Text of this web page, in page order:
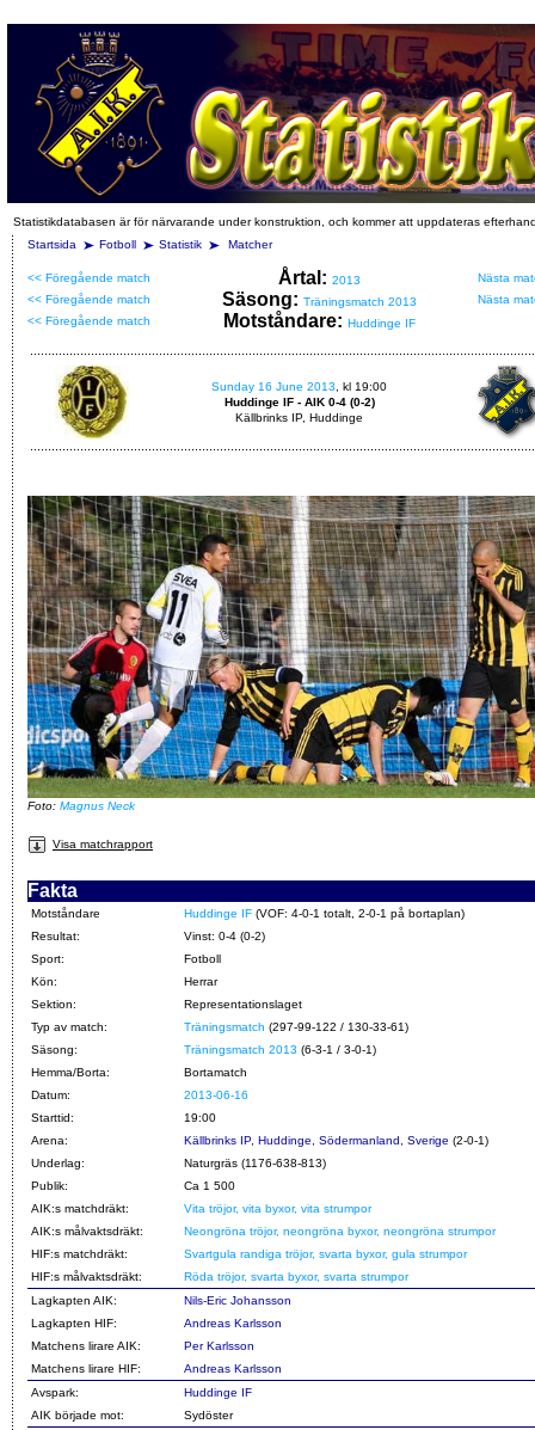
Statistikdatabasen är för närvarande under konstruktion, och kommer att uppdateras
Startsida
Fotboll Statistik Matcher
<< Föregående match Årtal: 2013
Nästa
<< Föregående match
Säsong: Träningsmatch 2013
Nästa
<< Föregående match
Motståndare: Huddinge IF
Sunday 16 June 2013 , kl 19:00
Huddinge IF - AIK 0-4 (0-2)
Källbrinks IP, Huddinge
Foto: Magnus Neck
Visa matchrapport
Fakta
Motståndare Huddinge IF (VOF: 4-0-1 totalt, 2-0-1 på bortaplan)
Resultat:
Vinst: 0-4 (0-2)
Sport:
Fotboll
Kön:
Herrar
Sektion:
Representationslaget
Typ av match:
Träningsmatch (297-99-122 / 130-33-61)
Säsong:
Träningsmatch 2013 (6-3-1 / 3-0-1)
Hemma/Borta:
Bortamatch
Datum:
2013-06-16
Starttid:
19:00
Arena:
Källbrinks IP, Huddinge, Södermanland, Sverige (2-0-1)
Underlag:
Naturgräs (1176-638-813)
Publik:
Ca 1 500
AIK:s matchdräkt:
Vita tröjor, vita byxor, vita strumpor
AIK:s målvaktsdräkt:
Neongröna tröjor, neongröna byxor, neongröna strumpor
HIF:s matchdräkt:
Svartgula randiga tröjor, svarta byxor, gula strumpor
HIF:s målvaktsdräkt:
Röda tröjor, svarta byxor, svarta strumpor
Lagkapten AIK:
Nils-Eric Johansson
Lagkapten HIF:
Andreas Karlsson
Matchens lirare AIK:
Per Karlsson
Matchens lirare HIF:
Andreas Karlsson
Avspark:
Huddinge IF
AIK började mot:
Sydöster